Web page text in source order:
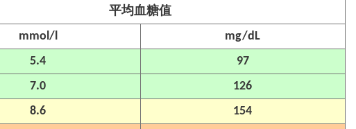
平均血糖值
mmol/l
mg/dL
5.4
97
7.0
126
8.6
154